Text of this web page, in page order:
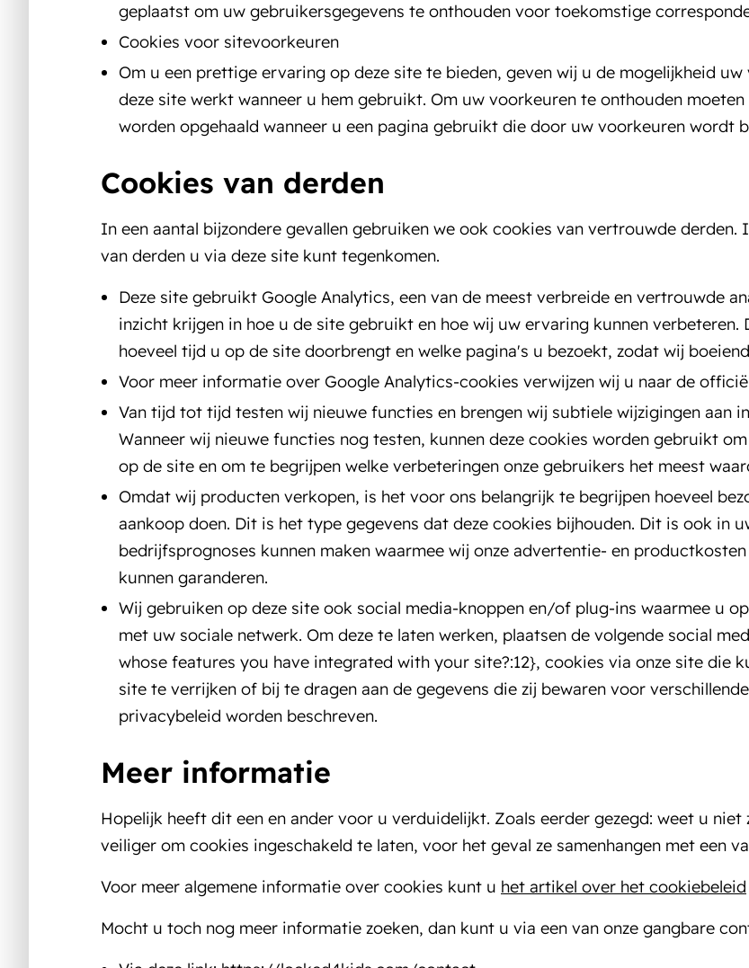
geplaatst om uw gebruikersgegevens te onthouden voor toekomstige
Cookies voor sitevoorkeuren
Om u een prettige ervaring op deze site te bieden, geven wij u de mogelijkheid
deze site werkt wanneer u hem gebruikt. Om uw voorkeuren te onthouden
worden opgehaald wanneer u een pagina gebruikt die door uw voorkeuren wordt
Cookies van derden
In een aantal bijzondere gevallen gebruiken we ook cookies van vertrouwde
van derden u via deze site kunt tegenkomen.
Deze site gebruikt Google Analytics, een van de meest verbreide en vertrouwde
inzicht krijgen in hoe u de site gebruikt en hoe wij uw ervaring kunnen verbeteren.
hoeveel tijd u op de site doorbrengt en welke pagina's u bezoekt, zodat wij
Voor meer informatie over Google Analytics-cookies verwijzen wij u naar de
Van tijd tot tijd testen wij nieuwe functies en brengen wij subtiele wijzigingen aan
Wanneer wij nieuwe functies nog testen, kunnen deze cookies worden gebruikt
op de site en om te begrijpen welke verbeteringen onze gebruikers het meest
Omdat wij producten verkopen, is het voor ons belangrijk te begrijpen hoeveel
aankoop doen. Dit is het type gegevens dat deze cookies bijhouden. Dit is ook in
bedrijfsprognoses kunnen maken waarmee wij onze advertentie- en
kunnen garanderen.
Wij gebruiken op deze site ook social media-knoppen en/of plug-ins waarmee u
met uw sociale netwerk. Om deze te laten werken, plaatsen de volgende social
whose features you have integrated with your site?:12}, cookies via onze site die
site te verrijken of bij te dragen aan de gegevens die zij bewaren voor
privacybeleid worden beschreven.
Meer informatie
Hopelijk heeft dit een en ander voor u verduidelijkt. Zoals eerder gezegd: weet u
veiliger om cookies ingeschakeld te laten, voor het geval ze samenhangen met een
Voor meer algemene informatie over cookies kunt u het artikel over het cookiebeleid
Mocht u toch nog meer informatie zoeken, dan kunt u via een van onze gangbare